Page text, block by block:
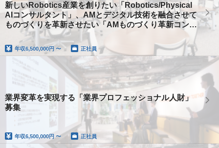
新しいRobotics産業を創りたい「Robotics/Physical
AIコンサルタント」、AMとデジタル技術を融合させて
ものづくりを革新させたい「AMものづくり革新コンサ
ルタント」を募集
年収6,500,000円 〜 正社員
業界変革を実現する「業界プロフェッショナル人財」
募集
年収6,500,000円 〜 正社員